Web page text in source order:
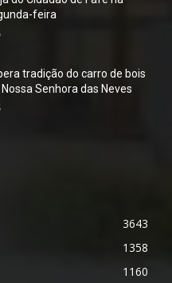
feira
tradição do carro de bois
Senhora das Neves
3643
1358
1160